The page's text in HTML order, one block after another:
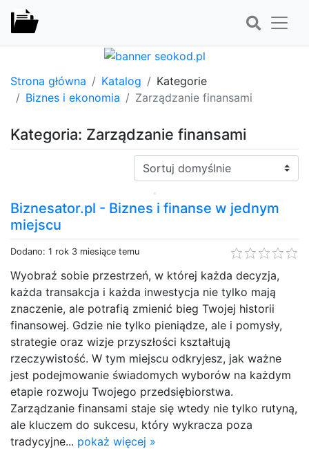
Strona główna Katalog
Kategorie
Biznes i ekonomia
Zarządzanie finansami
Kategoria: Zarządzanie finansami
Sortuj:
Biznesator.pl - Biznes i finanse w jednym
miejscu
Dodano: 1 rok 3 miesiące temu
Wyobraź sobie przestrzeń, w której każda decyzja,
każda transakcja i każda inwestycja nie tylko mają
znaczenie, ale potrafią zmienić bieg Twojej historii
finansowej. Gdzie nie tylko pieniądze, ale i pomysły,
strategie oraz wizje przyszłości kształtują
rzeczywistość. W tym miejscu odkryjesz, jak ważne
jest podejmowanie świadomych wyborów na każdym
etapie rozwoju Twojego przedsiębiorstwa.
Zarządzanie finansami staje się wtedy nie tylko rutyną,
ale kluczem do sukcesu, który wykracza poza
tradycyjne... pokaż więcej »